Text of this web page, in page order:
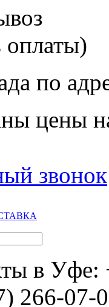
оплаты)
по
цены
звонок
в Уфе:
266-07-